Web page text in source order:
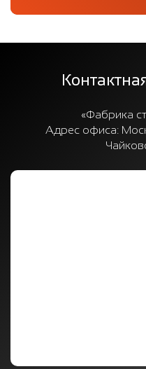
«Фабрика
Адрес офиса: